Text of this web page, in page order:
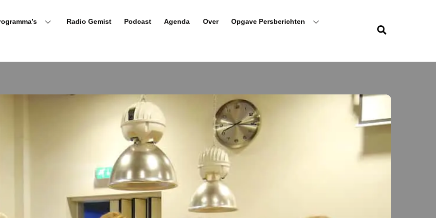
Radio Gemist Podcast Agenda Over Opgave Persberichten